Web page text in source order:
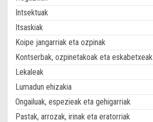
Intsektuak
Itsaskiak
Koipe jangarriak eta ozpinak
Kontserbak, ozpinetakoak eta eskabetxeak
Lekaleak
Lumadun ehizakia
Ongailuak, espezieak eta gehigarriak
Pastak, arrozak, irinak eta eratorriak